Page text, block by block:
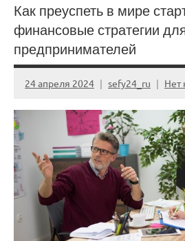
Как преуспеть в мире
финансовые стратегии
предпринимателей
24 апреля 2024 sefy24_ru Нет